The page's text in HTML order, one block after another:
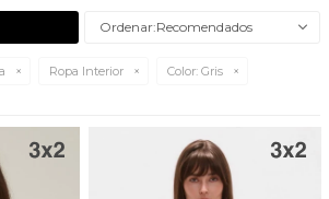
Recomendados
Ropa Interior Color: Gris